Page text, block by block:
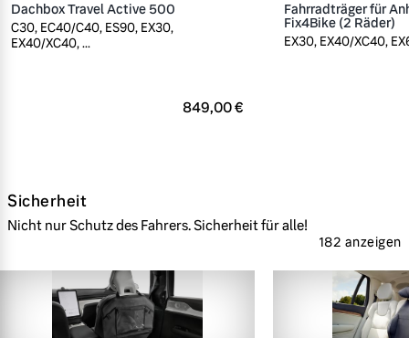
Dachbox Travel Active 500
C30, EC40/C40, ES90, EX30,
EX40/XC40, ...
849,00 €
Fahrradträger für
Fix4Bike (2 Räder)
EX30, EX40/XC40,
Sicherheit
Nicht nur Schutz des Fahrers. Sicherheit für alle!
182 anzeigen